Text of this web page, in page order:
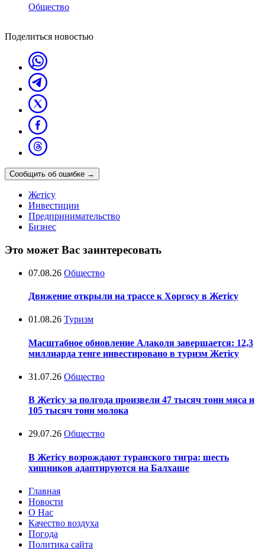
Общество
Поделиться новостью
Сообщить об ошибке →
Жетісу
Инвестиции
Предпринимательство
Бизнес
Это может Вас заинтересовать
07.08.26 Общество
Движение открыли на трассе к Хоргосу в Жетісу
01.08.26 Туризм
Масштабное обновление Алаколя завершается: 12,3
миллиарда тенге инвестировано в туризм Жетісу
31.07.26 Общество
В Жетісу за полгода произвели 47 тысяч тонн мяса и
105 тысяч тонн молока
29.07.26 Общество
В Жетісу возрождают туранского тигра: шесть
хищников адаптируются на Балхаше
Главная
Новости
О Нас
Качество воздуха
Погода
Политика сайта